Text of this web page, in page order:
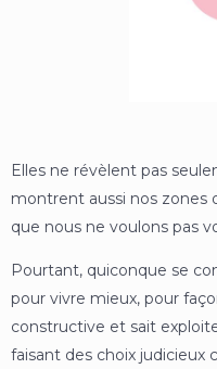
Elles ne révèlent pas
montrent aussi nos zones
que nous ne voulons pas
Pourtant, quiconque se
pour vivre mieux, pour
constructive et sait
faisant des choix judicieux